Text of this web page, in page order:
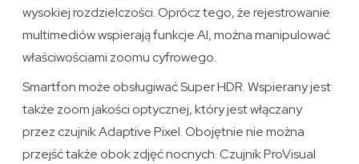
wysokiej rozdzielczości. Oprócz tego, że rejestrowanie
multimediów wspierają funkcje AI, można manipulować
właściwościami zoomu cyfrowego.
Smartfon może obsługiwać Super HDR. Wspierany jest
także zoom jakości optycznej, który jest włączany
przez czujnik Adaptive Pixel. Obojętnie nie można
przejść także obok zdjęć nocnych. Czujnik ProVisual